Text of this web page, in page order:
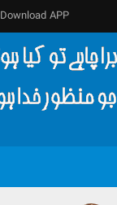
Download APP